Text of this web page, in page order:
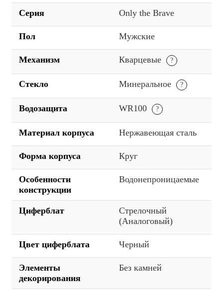
Серия Only the Brave
Пол Мужские
Механизм Кварцевые
Стекло Минеральное
Водозащита WR100
Материал корпуса Нержавеющая сталь
Форма корпуса Круг
Особенности
конструкции
Водонепроницаемые
Циферблат
Стрелочный
(Аналоговый)
Цвет циферблата Черный
Элементы
декорирования
Без камней